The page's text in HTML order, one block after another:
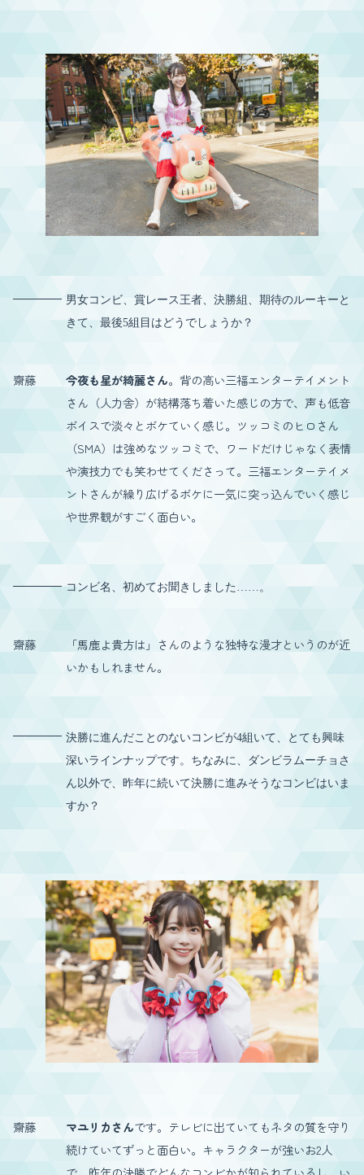
男女コンビ、賞レース王者、決勝組、期待のルーキーと
きて、最後5組目はどうでしょうか？
齋藤 今夜も星が綺麗さん。背の高い三福エンターテイメント
さん（人力舎）が結構落ち着いた感じの方で、声も低音
ボイスで淡々とボケていく感じ。ツッコミのヒロさん
（SMA）は強めなツッコミで、ワードだけじゃなく表情
や演技力でも笑わせてくださって。三福エンターテイメ
ントさんが繰り広げるボケに一気に突っ込んでいく感じ
や世界観がすごく面白い。
コンビ名、初めてお聞きしました……。
齋藤
「馬鹿よ貴方は」さんのような独特な漫才というのが近
いかもしれません。
決勝に進んだことのないコンビが4組いて、とても興味
深いラインナップです。ちなみに、ダンビラムーチョさ
ん以外で、昨年に続いて決勝に進みそうなコンビはいま
すか？
齋藤 マユリカさんです。テレビに出ていてもネタの質を守り
続けていてずっと面白い。キャラクターが強いお2人